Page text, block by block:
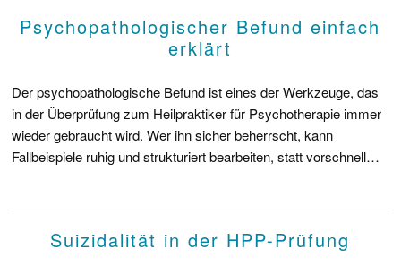
Psychopathologischer Befund einfach
erklärt
Der psychopathologische Befund ist eines der Werkzeuge, das
in der Überprüfung zum Heilpraktiker für Psychotherapie immer
wieder gebraucht wird. Wer ihn sicher beherrscht, kann
Fallbeispiele ruhig und strukturiert bearbeiten, statt vorschnell…
Suizidalität in der HPP-Prüfung